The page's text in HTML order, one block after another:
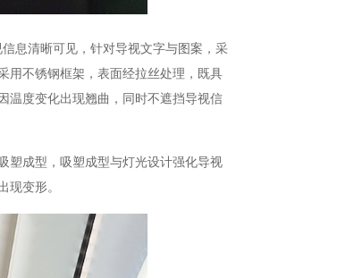
息清晰可见，针对导视文字与图案，采
用不锈钢框架，表面经拉丝处理，既具
温度变化出现翘曲，同时不遮挡导视信
成型，吸塑成型与灯光设计强化导视
现变形。